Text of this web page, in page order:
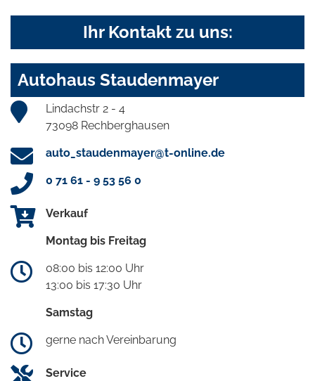
Ihr Kontakt zu uns:
Autohaus Staudenmayer
Lindachstr 2 - 4
73098 Rechberghausen
auto_staudenmayer@t-online.de
0 71 61 - 9 53 56 0
Verkauf
Montag bis Freitag
08:00 bis 12:00 Uhr
13:00 bis 17:30 Uhr
Samstag
gerne nach Vereinbarung
Service